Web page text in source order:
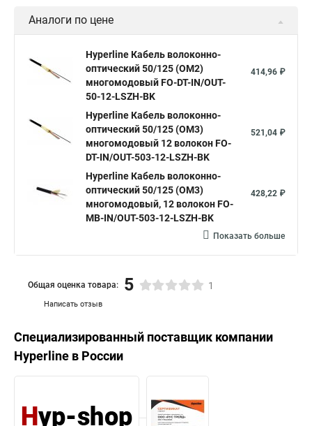
Аналоги по цене
Hyperline Кабель волоконно-
оптический 50/125 (OM2)
многомодовый FO-DT-IN/OUT-
50-12-LSZH-BK
414,96 ₽
Hyperline Кабель волоконно-
оптический 50/125 (OM3)
многомодовый 12 волокон FO-
DT-IN/OUT-503-12-LSZH-BK
521,04 ₽
Hyperline Кабель волоконно-
оптический 50/125 (OM3)
многомодовый, 12 волокон FO-
MB-IN/OUT-503-12-LSZH-BK
428,22 ₽
Показать больше
Написать отзыв
Общая оценка товара: 5 1
Специализированный поставщик компании
Hyperline в России